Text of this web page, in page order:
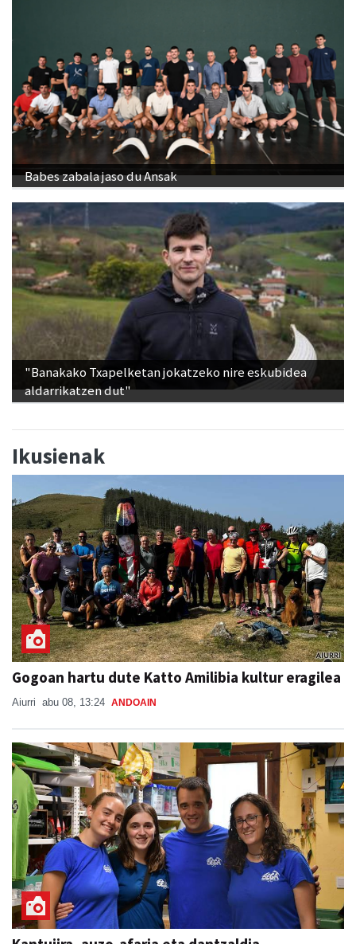
Babes zabala jaso du Ansak
"Banakako Txapelketan jokatzeko nire eskubidea
aldarrikatzen dut"
Ikusienak
Gogoan hartu dute Katto Amilibia kultur eragilea
Aiurri abu 08, 13:24 ANDOAIN